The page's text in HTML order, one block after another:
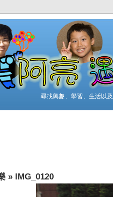
尋找興趣、學習、生活以
» IMG_0120